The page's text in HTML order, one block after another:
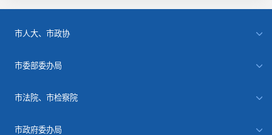
市人大、市政协
市委部委办局
市法院、市检察院
市政府委办局